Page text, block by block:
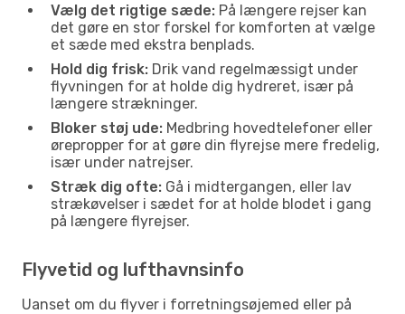
Vælg det rigtige sæde: På længere rejser kan
det gøre en stor forskel for komforten at vælge
et sæde med ekstra benplads.
Hold dig frisk: Drik vand regelmæssigt under
flyvningen for at holde dig hydreret, især på
længere strækninger.
Bloker støj ude: Medbring hovedtelefoner eller
ørepropper for at gøre din flyrejse mere fredelig,
især under natrejser.
Stræk dig ofte: Gå i midtergangen, eller lav
strækøvelser i sædet for at holde blodet i gang
på længere flyrejser.
Flyvetid og lufthavnsinfo
Uanset om du flyver i forretningsøjemed eller på